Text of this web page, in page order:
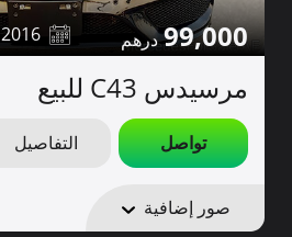
99,000
2016
مرسيدس C43 للبيع
تواصل التفاصيل
صور إضافية